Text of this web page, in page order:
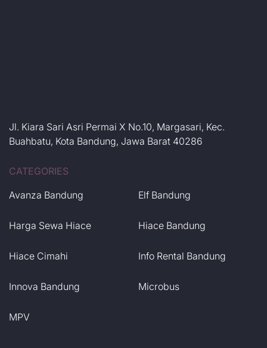
Jl. Kiara Sari Asri Permai X No.10, Margasari, Kec.
Buahbatu, Kota Bandung, Jawa Barat 40286
CATEGORIES
Avanza Bandung
Elf Bandung
Harga Sewa Hiace Hiace Bandung
Hiace Cimahi Info Rental Bandung
Innova Bandung Microbus
MPV